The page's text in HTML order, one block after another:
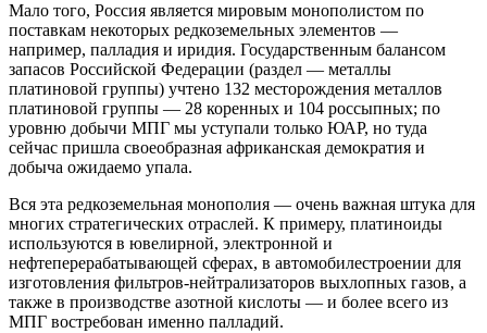
Мало того, Россия является мировым монополистом по
поставкам некоторых редкоземельных элементов —
например, палладия и иридия. Государственным балансом
запасов Российской Федерации (раздел — металлы
платиновой группы) учтено 132 месторождения металлов
платиновой группы — 28 коренных и 104 россыпных; по
уровню добычи МПГ мы уступали только ЮАР, но туда
сейчас пришла своеобразная африканская демократия и
добыча ожидаемо упала.
Вся эта редкоземельная монополия — очень важная штука для
многих стратегических отраслей. К примеру, платиноиды
используются в ювелирной, электронной и
нефтеперерабатывающей сферах, в автомобилестроении для
изготовления фильтров-нейтрализаторов выхлопных газов, а
также в производстве азотной кислоты — и более всего из
МПГ востребован именно палладий.